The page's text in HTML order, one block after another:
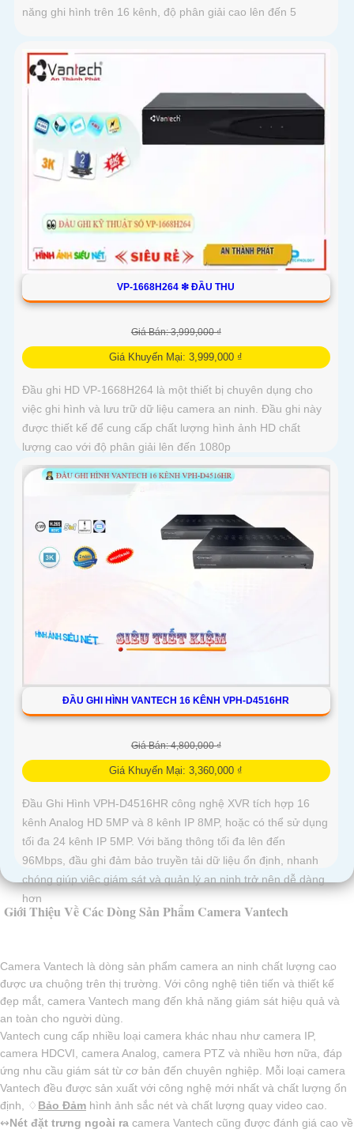
năng ghi hình trên 16 kênh, độ phân giải cao lên đến 5
VP-1668H264 ❇ ĐẦU THU
Giá Bán: 3,999,000 ₫
Giá Khuyến Mại: 3,999,000 ₫
Đầu ghi HD VP-1668H264 là một thiết bị chuyên dụng cho
việc ghi hình và lưu trữ dữ liệu camera an ninh. Đầu ghi này
được thiết kế để cung cấp chất lượng hình ảnh HD chất
lượng cao với độ phân giải lên đến 1080p
ĐẦU GHI HÌNH VANTECH 16 KÊNH VPH-D4516HR
Giá Bán: 4,800,000 ₫
Giá Khuyến Mại: 3,360,000 ₫
Đầu Ghi Hình VPH-D4516HR công nghệ XVR tích hợp 16
kênh Analog HD 5MP và 8 kênh IP 8MP, hoặc có thể sử dụng
tối đa 24 kênh IP 5MP. Với băng thông tối đa lên đến
96Mbps, đầu ghi đảm bảo truyền tải dữ liệu ổn định, nhanh
chóng giúp việc giám sát và quản lý an ninh trở nên dễ dàng
hơn
Giới Thiệu Về Các Dòng Sản Phẩm Camera Vantech
Camera Vantech là dòng sản phẩm camera an ninh chất lượng cao
được ưa chuộng trên thị trường. Với công nghệ tiên tiến và thiết kế
đẹp mắt, camera Vantech mang đến khả năng giám sát hiệu quả và
an toàn cho người dùng.
Vantech cung cấp nhiều loại camera khác nhau như camera IP,
camera HDCVI, camera Analog, camera PTZ và nhiều hơn nữa, đáp
ứng nhu cầu giám sát từ cơ bản đến chuyên nghiệp. Mỗi loại camera
Vantech đều được sản xuất với công nghệ mới nhất và chất lượng ổn
định, ♢ Bảo Đảm hình ảnh sắc nét và chất lượng quay video cao.
↭Nét đặt trưng ngoài ra camera Vantech cũng được đánh giá cao về